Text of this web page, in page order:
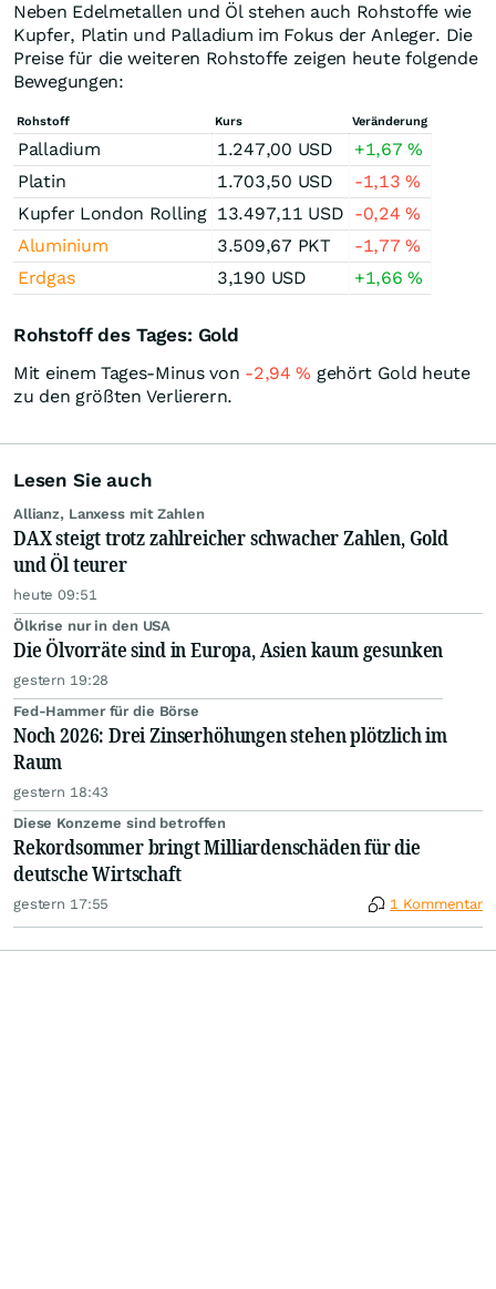
Neben Edelmetallen und Öl stehen auch Rohstoffe wie
Kupfer, Platin und Palladium im Fokus der Anleger. Die
Preise für die weiteren Rohstoffe zeigen heute folgende
Bewegungen:
Rohstoff Kurs Veränderung
Palladium 1.247,00 USD +1,67%
Platin
1.703,50 USD -1,13%
Kupfer London Rolling 13.497,11 USD -0,24%
Aluminium
3.509,67 PKT -1,77%
Erdgas
3,190 USD +1,66%
Rohstoff des Tages: Gold
Mit einem Tages-Minus von -2,94% gehört Gold heute
zu den größten Verlierern.
Lesen Sie auch
Allianz, Lanxess mit Zahlen
DAX steigt trotz zahlreicher schwacher Zahlen, Gold
und Öl teurer
heute 09:51
Ölkrise nur in den USA
Die Ölvorräte sind in Europa, Asien kaum gesunken
gestern 19:28
Fed-Hammer für die Börse
Noch 2026: Drei Zinserhöhungen stehen plötzlich im
Raum
gestern 18:43
Diese Konzerne sind betroffen
Rekordsommer bringt Milliardenschäden für die
deutsche Wirtschaft
gestern 17:55 1 Kommentar